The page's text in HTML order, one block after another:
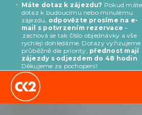
Máte dotaz k zájezdu? Pokud máte
dotaz k budoucímu nebo minulému
zájezdu, odpovězte prosíme na e-
mail s potvrzením rezervace –
zachová se tak číslo objednávky a vše
rychleji dohledáme. Dotazy vyřizujeme
průběžně dle priority, přednost mají
zájezdy s odjezdem do 48 hodin
Děkujeme za pochopení!